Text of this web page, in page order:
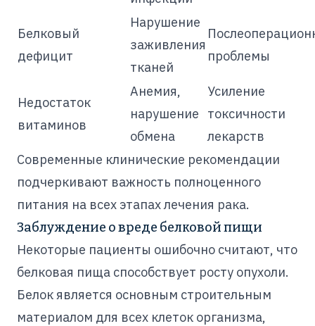
Белковый
дефицит
Нарушение
заживления
тканей
проблемы
Недостаток
витаминов
Анемия,
нарушение
обмена
Усиление
токсичности
лекарств
Современные клинические рекомендации
подчеркивают важность полноценного
питания на всех этапах лечения рака.
Заблуждение о вреде белковой пищи
Некоторые пациенты ошибочно считают, что
белковая пища способствует росту опухоли.
Белок является основным строительным
материалом для всех клеток организма,